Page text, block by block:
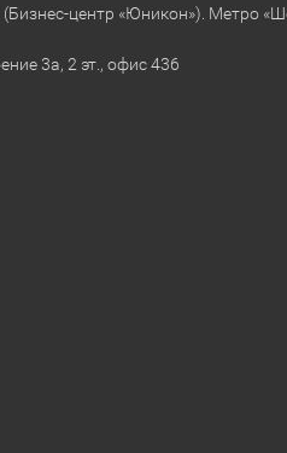
центр «Юникон»). Метро
3а, 2 эт., офис 436